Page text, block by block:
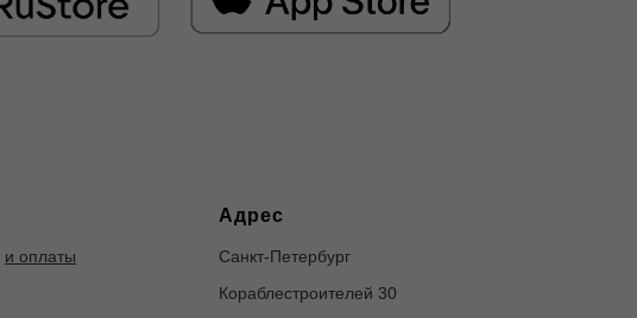
и оплаты
Адрес
Санкт-Петербург
Кораблестроителей 30